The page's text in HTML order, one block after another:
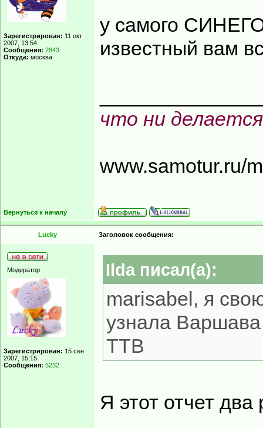
Зарегистрирован: 11 окт
2007, 13:54
Сообщения: 2843
Откуда: москва
у самого
известный вам
что ни
www.samotur.ru/
Вернуться к началу
Lucky Заголовок сообщения:
Модератор
Зарегистрирован: 15 сен
2007, 15:15
Сообщения: 5232
Ilda писал(а):
marisabel, я
узнала Варшава
ТТВ
Я этот отчет